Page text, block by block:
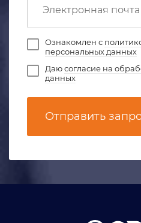
Ознакомлен с
персональных данных
Даюсогласие на
данных
Отправить